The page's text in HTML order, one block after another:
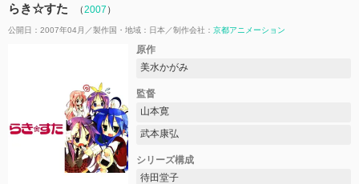
らき☆すた （2007 ）
公開日：2007年04月 製作国・地域： 日本 制作会社： 京都アニメーション
原作
美水かがみ
監督
山本寛
武本康弘
シリーズ構成
待田堂子